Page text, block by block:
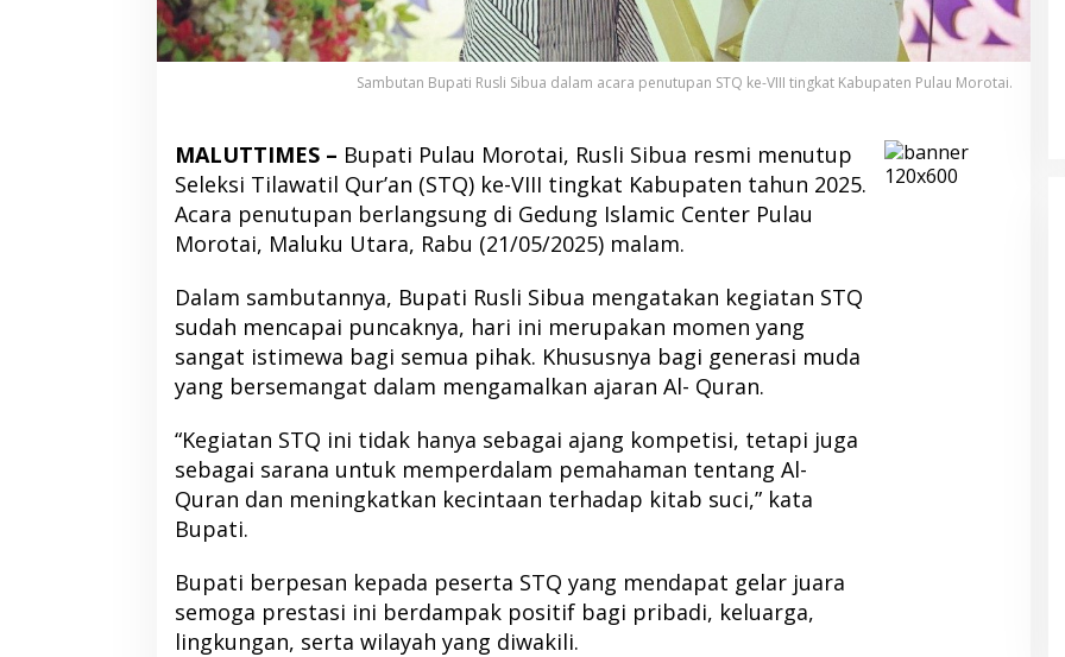
Sambutan Bupati Rusli Sibua dalam acara penutupan STQ ke-VIII tingkat Kabupaten Pulau Morotai.
MALUTTIMES – Bupati Pulau Morotai, Rusli Sibua resmi menutup
Seleksi Tilawatil Qur’an (STQ) ke-VIII tingkat Kabupaten tahun 2025.
Acara penutupan berlangsung di Gedung Islamic Center Pulau
Morotai, Maluku Utara, Rabu (21/05/2025) malam.
Dalam sambutannya, Bupati Rusli Sibua mengatakan kegiatan STQ
sudah mencapai puncaknya, hari ini merupakan momen yang
sangat istimewa bagi semua pihak. Khususnya bagi generasi muda
yang bersemangat dalam mengamalkan ajaran Al- Quran.
“Kegiatan STQ ini tidak hanya sebagai ajang kompetisi, tetapi juga
sebagai sarana untuk memperdalam pemahaman tentang Al-
Quran dan meningkatkan kecintaan terhadap kitab suci,” kata
Bupati.
Bupati berpesan kepada peserta STQ yang mendapat gelar juara
semoga prestasi ini berdampak positif bagi pribadi, keluarga,
lingkungan, serta wilayah yang diwakili.